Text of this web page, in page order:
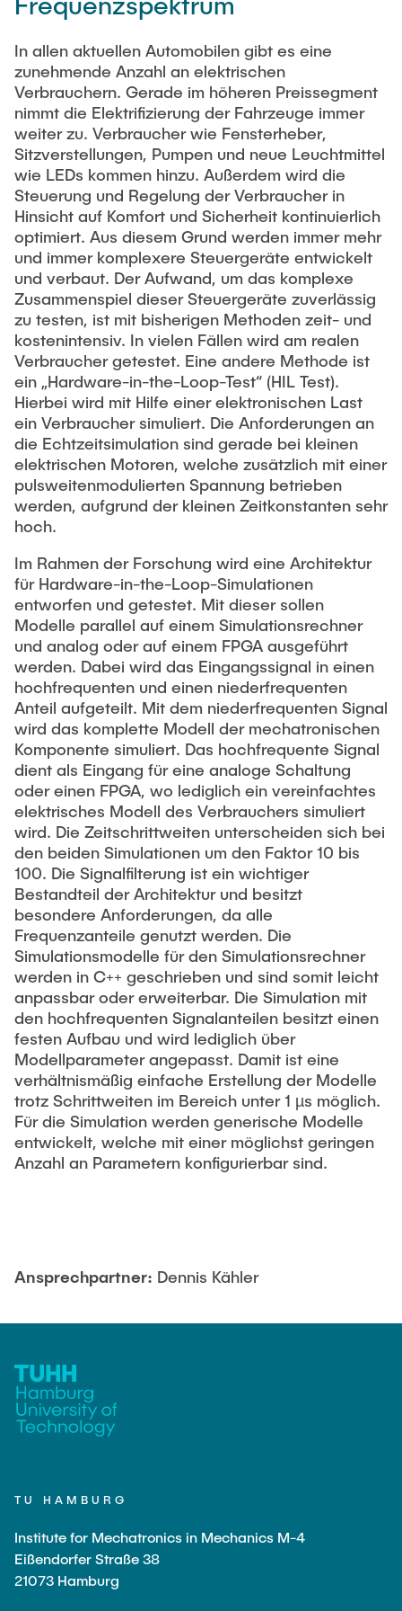
Thorsten Düring
Thorsten Münsterberg
Research Associates
Jana Ihrens, Dr.-Ing.
Ornella Tortorici, PhD
Mohammad Sadeghi, Dr.-Ing.
Maximilian Becker, M.Sc.
Ali Elnwegy, M. Sc.
Moritz Hollenberg, M. Sc.
Finn Jannek Klar, M. Sc.
Tom Liebing, M. Sc.
Juliana Lüer, M. Sc.
Mattis Molinski, M. Sc.
Folke Schwinning, M.Sc.
Alumni
Alireza Abbasimoshaei, Dr.-Ing.
Fady Youssef, M. Sc.
Sravan Shelam, M. Sc.
Julius Harms, Dr.-Ing.
Thanh Trung Do, Prof. Dr.-Ing.
Karl-Heinz Hochhaus, Dr.-Ing.
Christoph Gentner, Dr.-Ing.
Christoph Thiem, Dr.-Ing.
Lennard Wilkening, Dr.-Ing.
Optimization of Coupled Ship Energy Systems
HIL Testsysteme für breitbandige mechatronische
Anwendungen
Micro-Grid Lab
Geschlossene Projekte
Human-Machine-Collaboration
Haptic Teststand
Anwendungen mit Haptik
Coupled-Resonance Dynamics
Mechanical Impedance - Quantification and Control
Tele-Robotics-Activities
Bio-whisker Sensor
Exploring the Multimodality of Arts with the help of
Robotics
Geschlossene Projekte
Laboratories
Haptics & Robotics Lab
PHiLsLab: Power Hardware-in-the-Loop Lab
Optics Lab: Goniometer Laboratory for Measuring
Light Fields
Open Student-Works & Thesis
Hintergrundinfos zu Arbeiten am Institut
Completed Theses in Bachelor, Master and Project-
Works
Considerations External Thesis in Industry
Jobs
Student assistants
Tutor*innen
Staff
Abgeschlossene Doktorarbeiten (Promotionen)
ABOUT US
In allen aktuellen Automobilen gibt es eine
zunehmende Anzahl an elektrischen
Verbrauchern. Gerade im höheren Preissegment
nimmt die Elektrifizierung der Fahrzeuge immer
weiter zu. Verbraucher wie Fensterheber,
Sitzverstellungen, Pumpen und neue Leuchtmittel
wie LEDs kommen hinzu. Außerdem wird die
Steuerung und Regelung der Verbraucher in
Hinsicht auf Komfort und Sicherheit kontinuierlich
optimiert. Aus diesem Grund werden immer mehr
und immer komplexere Steuergeräte entwickelt
und verbaut. Der Aufwand, um das komplexe
Zusammenspiel dieser Steuergeräte zuverlässig
zu testen, ist mit bisherigen Methoden zeit- und
kostenintensiv. In vielen Fällen wird am realen
Verbraucher getestet. Eine andere Methode ist
ein „Hardware-in-the-Loop-Test“ (HIL Test).
Hierbei wird mit Hilfe einer elektronischen Last
ein Verbraucher simuliert. Die Anforderungen an
die Echtzeitsimulation sind gerade bei kleinen
elektrischen Motoren, welche zusätzlich mit einer
pulsweitenmodulierten Spannung betrieben
werden, aufgrund der kleinen Zeitkonstanten sehr
hoch.
Im Rahmen der Forschung wird eine Architektur
für Hardware-in-the-Loop-Simulationen
entworfen und getestet. Mit dieser sollen
Modelle parallel auf einem Simulationsrechner
und analog oder auf einem FPGA ausgeführt
werden. Dabei wird das Eingangssignal in einen
hochfrequenten und einen niederfrequenten
Anteil aufgeteilt. Mit dem niederfrequenten Signal
wird das komplette Modell der mechatronischen
Komponente simuliert. Das hochfrequente Signal
dient als Eingang für eine analoge Schaltung
oder einen FPGA, wo lediglich ein vereinfachtes
elektrisches Modell des Verbrauchers simuliert
wird. Die Zeitschrittweiten unterscheiden sich bei
den beiden Simulationen um den Faktor 10 bis
100. Die Signalfilterung ist ein wichtiger
Bestandteil der Architektur und besitzt
besondere Anforderungen, da alle
Frequenzanteile genutzt werden. Die
Simulationsmodelle für den Simulationsrechner
werden in C++ geschrieben und sind somit leicht
anpassbar oder erweiterbar. Die Simulation mit
den hochfrequenten Signalanteilen besitzt einen
festen Aufbau und wird lediglich über
Modellparameter angepasst. Damit ist eine
verhältnismäßig einfache Erstellung der Modelle
trotz Schrittweiten im Bereich unter 1 µs möglich.
Für die Simulation werden generische Modelle
entwickelt, welche mit einer möglichst geringen
Anzahl an Parametern konfigurierbar sind.
Ansprechpartner: Dennis Kähler
TU HAMBURG
Institute for Mechatronics in Mechanics M-4
Eißendorfer Straße 38
21073 Hamburg